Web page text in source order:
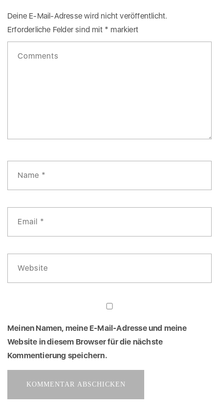
Deine E-Mail-Adresse wird nicht veröffentlicht.
Erforderliche Felder sind mit * markiert
Meinen Namen, meine E-Mail-Adresse und meine
Website in diesem Browser für die nächste
Kommentierung speichern.